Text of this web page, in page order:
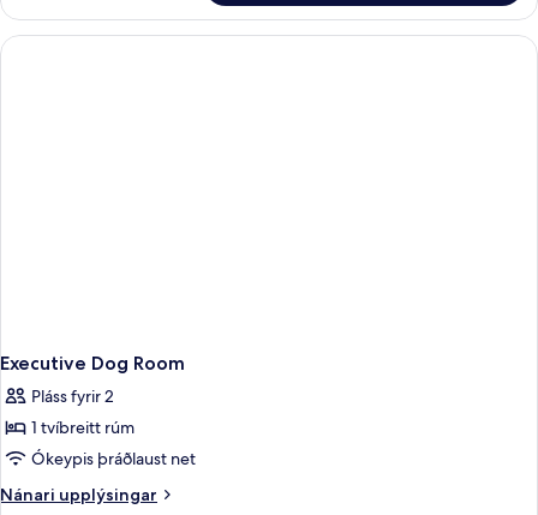
Double
Room
Executive Dog Room
Pláss fyrir 2
1 tvíbreitt rúm
Ókeypis þráðlaust net
Nánari upplýsingar
Nánari